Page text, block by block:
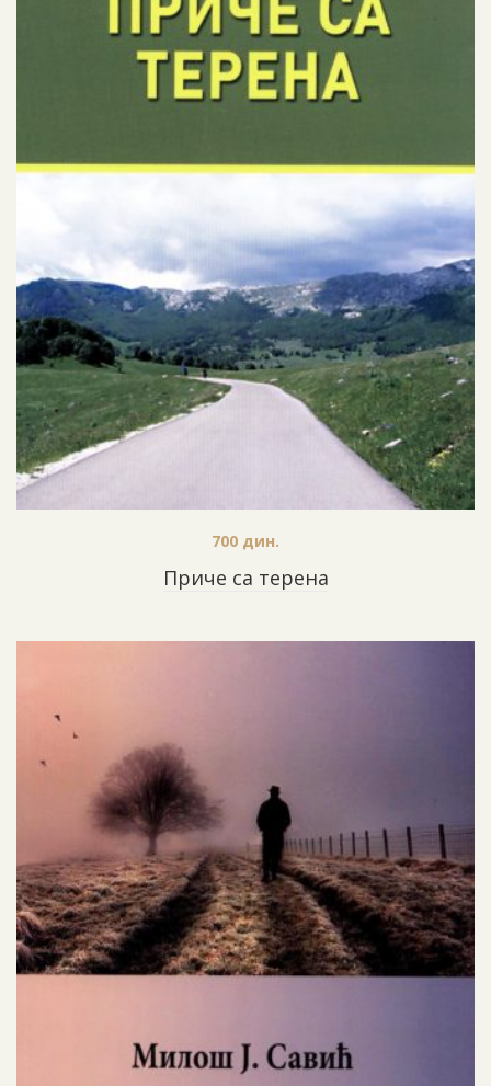
Приче са терена
700 дин.